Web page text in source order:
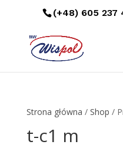
(+48) 605 237
Strona główna / Shop /
t-c1 m